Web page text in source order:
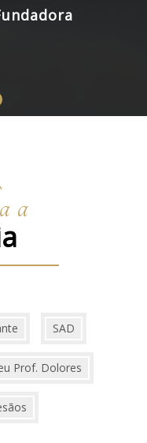
a
SAD
Prof. Dolores